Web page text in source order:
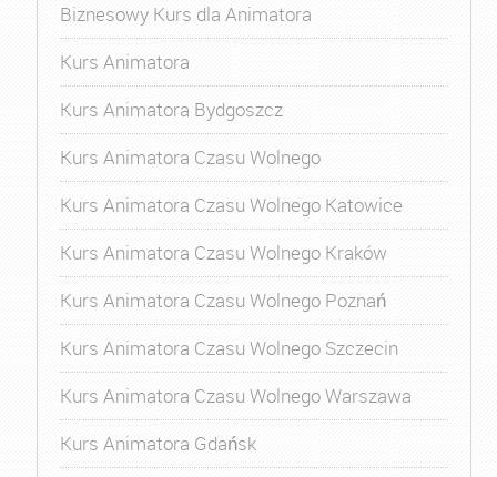
Biznesowy Kurs dla Animatora
Kurs Animatora
Kurs Animatora Bydgoszcz
Kurs Animatora Czasu Wolnego
Kurs Animatora Czasu Wolnego Katowice
Kurs Animatora Czasu Wolnego Kraków
Kurs Animatora Czasu Wolnego Poznań
Kurs Animatora Czasu Wolnego Szczecin
Kurs Animatora Czasu Wolnego Warszawa
Kurs Animatora Gdańsk